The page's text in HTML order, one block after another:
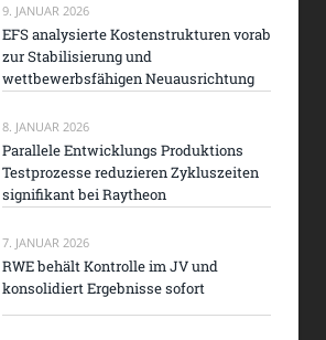
9. JANUAR 2026
EFS analysierte Kostenstrukturen vorab
zur Stabilisierung und
wettbewerbsfähigen Neuausrichtung
8. JANUAR 2026
Parallele Entwicklungs Produktions
Testprozesse reduzieren Zykluszeiten
signifikant bei Raytheon
7. JANUAR 2026
RWE behält Kontrolle im JV und
konsolidiert Ergebnisse sofort